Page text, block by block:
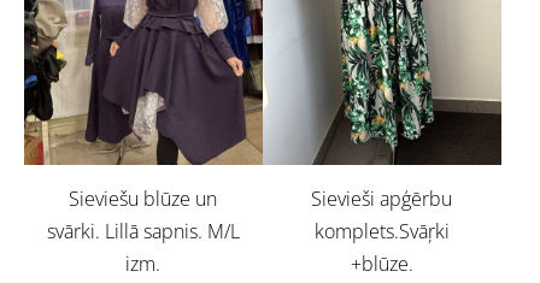
Sieviešu blūze un
svārki. Lillā sapnis. M/L
izm.
Sievieši apģērbu
komplets.Svāŗki
+blūze.